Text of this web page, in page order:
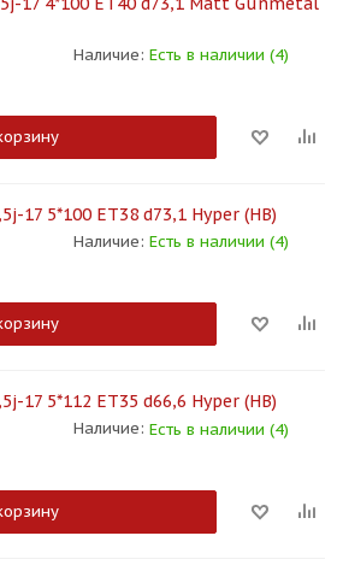
Наличие: Есть в наличии (4)
17 5*100 ET38 d73,1 Hyper (HB)
Наличие: Есть в наличии (4)
17 5*112 ET35 d66,6 Hyper (HB)
Наличие: Есть в наличии (4)